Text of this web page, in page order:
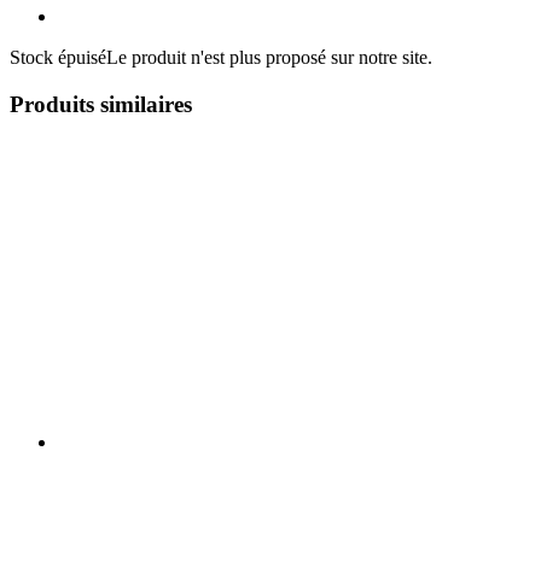
Stock épuiséLe produit n'est plus proposé sur notre site.
Produits similaires